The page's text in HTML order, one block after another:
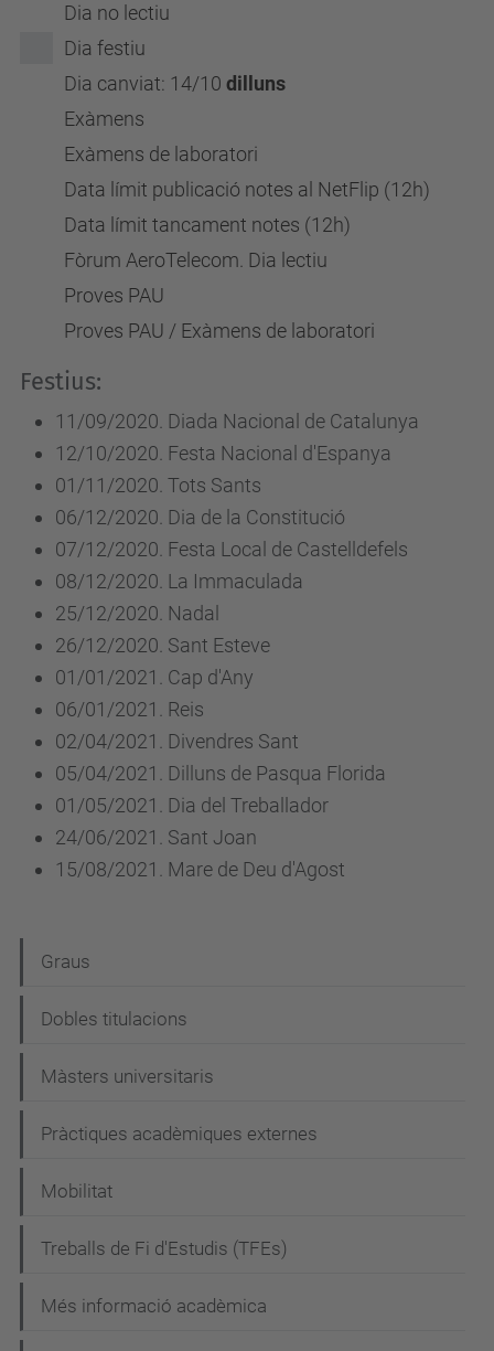
Dia no lectiu
Dia festiu
Dia canviat: 14/10 dilluns
Exàmens
Exàmens de laboratori
Data límit publicació notes al NetFlip (12h)
Data límit tancament notes (12h)
Fòrum AeroTelecom. Dia lectiu
Proves PAU
Proves PAU / Exàmens de laboratori
Festius:
11/09/2020. Diada Nacional de Catalunya
12/10/2020. Festa Nacional d'Espanya
01/11/2020. Tots Sants
06/12/2020. Dia de la Constitució
07/12/2020. Festa Local de Castelldefels
08/12/2020. La Immaculada
25/12/2020. Nadal
26/12/2020. Sant Esteve
01/01/2021. Cap d'Any
06/01/2021. Reis
02/04/2021. Divendres Sant
05/04/2021. Dilluns de Pasqua Florida
01/05/2021. Dia del Treballador
24/06/2021. Sant Joan
15/08/2021. Mare de Deu d'Agost
a
v
g
a
i
ó
Graus
Dobles titulacions
Màsters universitaris
Pràctiques acadèmiques externes
Mobilitat
Treballs de Fi d'Estudis (TFEs)
Més informació acadèmica